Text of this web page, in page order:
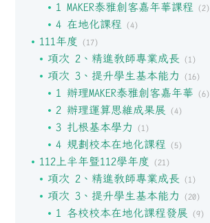
1 MAKER泰雅創客嘉年華課程 (2)
4 在地化課程 (4)
111年度 (17)
項次 2、精進教師專業成長 (1)
項次 3、提升學生基本能力 (16)
1 辦理MAKER泰雅創客嘉年華 (6)
2 辦理運算思維成果展 (4)
3 扎根基本學力 (1)
4 規劃校本在地化課程 (5)
112上半年暨112學年度 (21)
項次 2、精進教師專業成長 (1)
項次 3、提升學生基本能力 (20)
1 各校校本在地化課程發展 (9)